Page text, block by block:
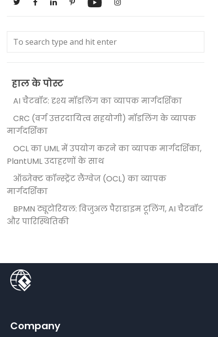
हाल के पोस्ट
AI चैटबॉट: दृश्य मॉडलिंग का व्यापक मार्गदर्शिका
CRC (वर्ग उत्तरदायित्व सहयोगी) मॉडलिंग के व्यापक
मार्गदर्शिका
OCL का UML में उपयोग करने का व्यापक मार्गदर्शिका,
PlantUML उदाहरणों के साथ
ऑब्जेक्ट कॉन्स्ट्रेंट लैंग्वेज (OCL) का व्यापक
मार्गदर्शिका
BPMN ट्यूटोरियल: विजुअल पैराडाइम टूलिंग, AI चैटबॉट
और पारिस्थितिकी
Company